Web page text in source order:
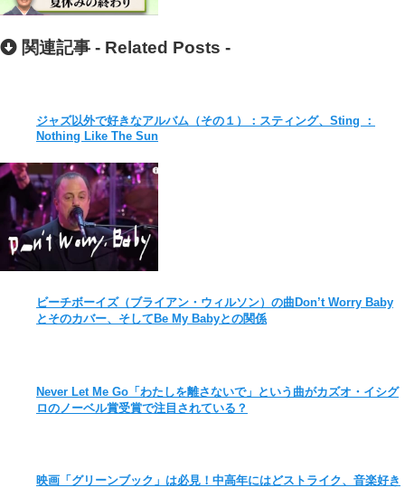
関連記事 - Related Posts -
ジャズ以外で好きなアルバム（その１）：スティング、Sting ：
Nothing Like The Sun
ビーチボーイズ（ブライアン・ウィルソン）の曲Don’t Worry Baby
とそのカバー、そしてBe My Babyとの関係
Never Let Me Go「わたしを離さないで」という曲がカズオ・イシグ
ロのノーベル賞受賞で注目されている？
映画「グリーンブック」は必見！中高年にはどストライク、音楽好き